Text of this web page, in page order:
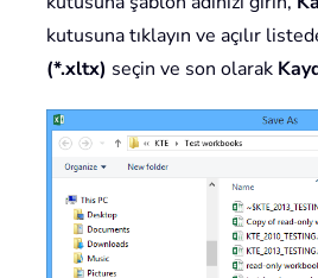
kutusuna tıklayın ve açılır
(*.xltx) seçin ve son olarak